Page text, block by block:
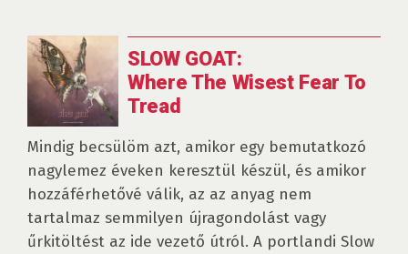
SLOW GOAT:
Where The Wisest Fear To
Tread
Mindig becsülöm azt, amikor egy bemutatkozó
nagylemez éveken keresztül készül, és amikor
hozzáférhetővé válik, az az anyag nem
tartalmaz semmilyen újragondolást vagy
űrkitöltést az ide vezető útról. A portlandi Slow